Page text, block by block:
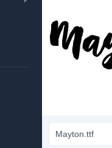
Mayton.ttf